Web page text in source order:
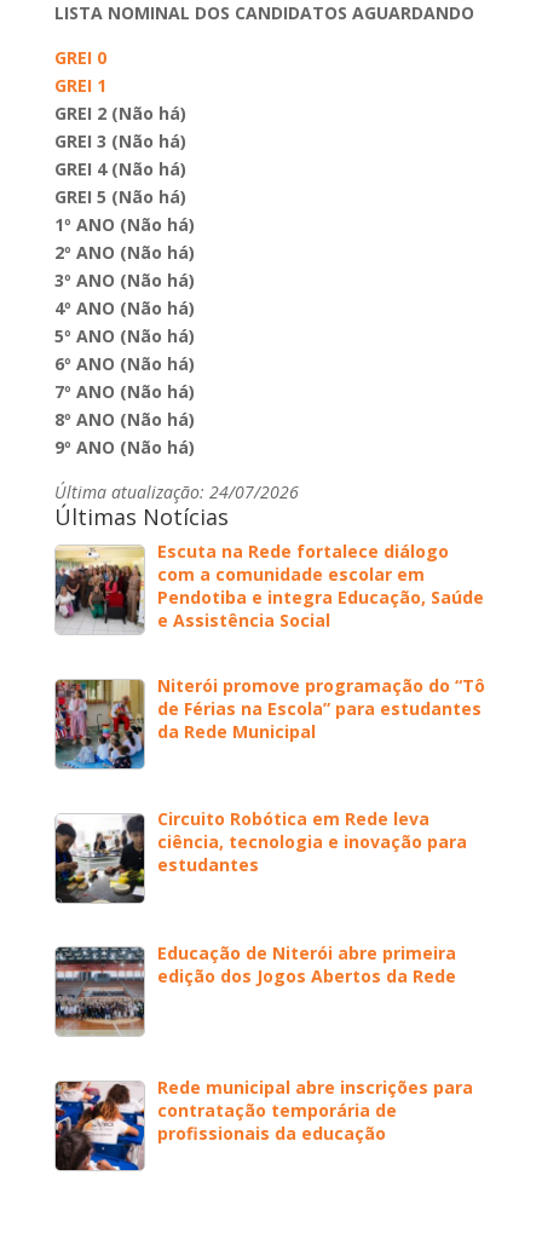
LISTA NOMINAL DOS CANDIDATOS AGUARDANDO
GREI 0
GREI 1
GREI 2 (Não há)
GREI 3 (Não há)
GREI 4 (Não há)
GREI 5 (Não há)
1º ANO (Não há)
2º ANO (Não há)
3º ANO (Não há)
4º ANO (Não há)
5º ANO (Não há)
6º ANO (Não há)
7º ANO (Não há)
8º ANO (Não há)
9º ANO (Não há)
Última atualização: 24/07/2026
Últimas Notícias
Escuta na Rede fortalece diálogo
com a comunidade escolar em
Pendotiba e integra Educação, Saúde
e Assistência Social
Niterói promove programação do “Tô
de Férias na Escola” para estudantes
da Rede Municipal
Circuito Robótica em Rede leva
ciência, tecnologia e inovação para
estudantes
Educação de Niterói abre primeira
edição dos Jogos Abertos da Rede
Rede municipal abre inscrições para
contratação temporária de
profissionais da educação